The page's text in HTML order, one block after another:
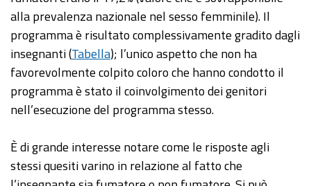
alla prevalenza nazionale nel sesso femminile). Il
programma è risultato complessivamente gradito dagli
insegnanti (Tabella); l’unico aspetto che non ha
favorevolmente colpito coloro che hanno condotto il
programma è stato il coinvolgimento dei genitori
nell’esecuzione del programma stesso.
È di grande interesse notare come le risposte agli
stessi quesiti varino in relazione al fatto che